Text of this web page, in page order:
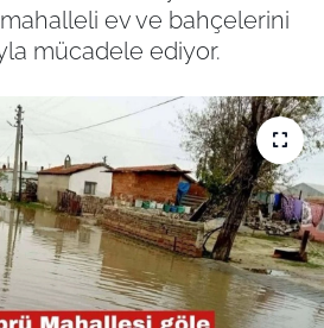
mahalleli ev ve bahçelerini
mücadele ediyor.